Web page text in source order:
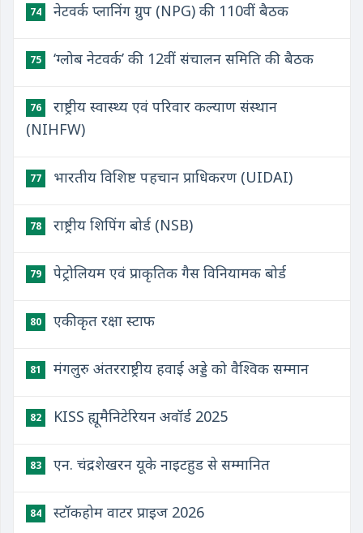
74 नेटवर्क प्लानिंग ग्रुप (NPG) की 110वीं बैठक
75 ‘ग्लोब नेटवर्क’ की 12वीं संचालन समिति की बैठक
76
राष्ट्रीय स्वास्थ्य एवं परिवार कल्याण संस्थान
(NIHFW)
77 भारतीय विशिष्ट पहचान प्राधिकरण (UIDAI)
78 राष्ट्रीय शिपिंग बोर्ड (NSB)
79 पेट्रोलियम एवं प्राकृतिक गैस विनियामक बोर्ड
80 एकीकृत रक्षा स्टाफ
81 मंगलुरु अंतरराष्ट्रीय हवाई अड्डे को वैश्विक सम्मान
82 KISS ह्यूमैनिटेरियन अवॉर्ड 2025
83 एन. चंद्रशेखरन यूके नाइटहुड से सम्मानित
84 स्टॉकहोम वाटर प्राइज 2026